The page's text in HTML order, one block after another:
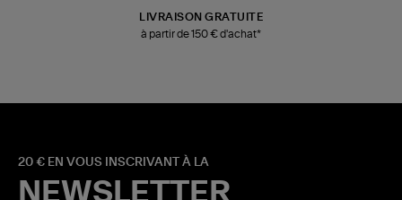
LIVRAISON GRATUITE
à partir de 150 € d'achat*
20 € EN VOUS INSCRIVANT À LA